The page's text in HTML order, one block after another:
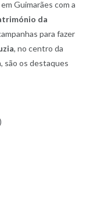
Guimarães com a
da
para fazer
, no centro da
são os destaques